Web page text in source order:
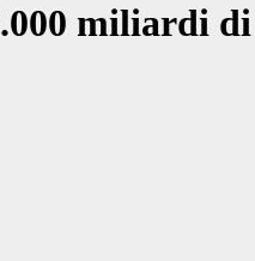
miliardi di